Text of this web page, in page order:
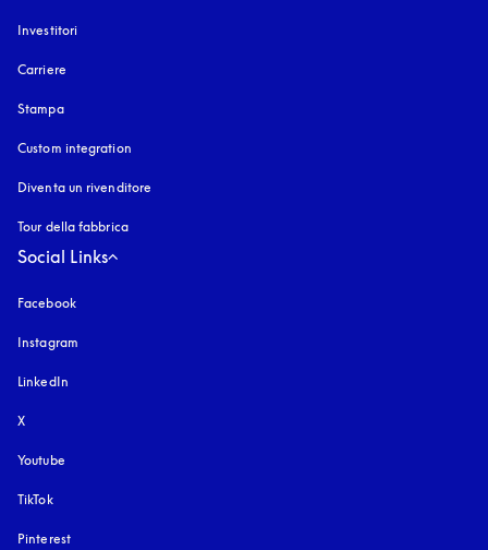
Investitori
Carriere
Stampa
Custom integration
Diventa un rivenditore
Tour della fabbrica
Social Links
Facebook
Instagram
LinkedIn
X
Youtube
TikTok
Pinterest